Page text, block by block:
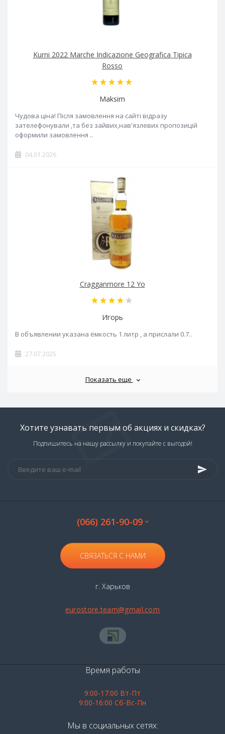
Kurni 2022 Marche Indicazione Geografica Tipica
Rosso
Maksim
Чудова ціна! Після замовлення на сайті відразу
зателефонували ,та без зайвих,нав'язлевих пропозицій
оформили замовлення ..
04.01.2026
Cragganmore 12 Yo
Игорь
В объявлении указана ёмкость 1 литр , а прислали 0.7..
27.07.2025
Показать еще
Хотите узнавать первым об акциях и скидках?
Подпишитесь на нашу рассылку и покупайте с выгодой!
(066) 261-90-09
СВЯЗАТЬСЯ С НАМИ
г. Харьков
eurostore.team@gmail.com
Время работы
9:00-17:00 Вт-Пт
9:00-16:00 Сб-Вс-Пн
Мы в социальных сетях: